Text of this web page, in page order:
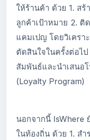
ให้ร้านค้า ด้วย 1. ส
ลูกค้าเป้าหมาย 2. ติ
แคมเปญ โดยวิเครา
ตัดสินใจในครั้งต่อไ
สัมพันธ์และนำเสนอ
(Loyalty Program)
นอกจากนี้ IsWhere
ในท้องถิ่น ด้วย 1. ส